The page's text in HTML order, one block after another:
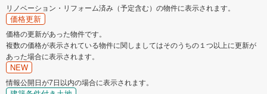
リノベーション・リフォーム済み（予定含む）の物件に表示されます。
価格更新
価格の更新があった物件です。
複数の価格が表示されている物件に関しましてはそのうちの１つ以上に更新が
あった場合に表示されます。
NEW
情報公開日が7日以内の場合に表示されます。